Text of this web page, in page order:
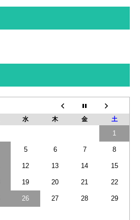
水 木 金 土
1
5 6 7 8
12 13 14 15
19 20 21 22
26 27 28 29